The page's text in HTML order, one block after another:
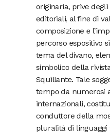
originaria, prive
editoriali, al fine di
composizione e
percorso espositivo
tema del divano,
simbolico della
Squillante. Tale
tempo da numerosi
internazionali,
conduttore della
pluralità di linguaggi